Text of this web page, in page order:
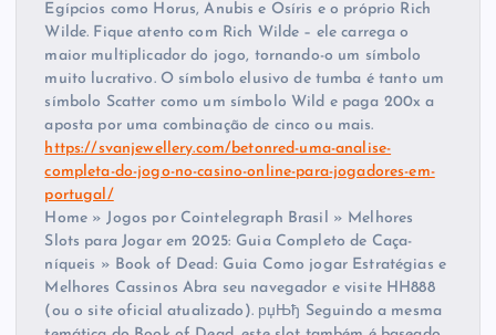
Egípcios como Horus, Anubis e Osíris e o próprio Rich
Wilde. Fique atento com Rich Wilde – ele carrega o
maior multiplicador do jogo, tornando-o um símbolo
muito lucrativo. O símbolo elusivo de tumba é tanto um
símbolo Scatter como um símbolo Wild e paga 200x a
aposta por uma combinação de cinco ou mais.
https://svanjewellery.com/betonred-uma-analise-
completa-do-jogo-no-casino-online-para-jogadores-em-
portugal/
Home » Jogos por Cointelegraph Brasil » Melhores
Slots para Jogar em 2025: Guia Completo de Caça-
níqueis » Book of Dead: Guia Como jogar Estratégias e
Melhores Cassinos Abra seu navegador e visite HH888
(ou o site oficial atualizado). рџЊђ Seguindo a mesma